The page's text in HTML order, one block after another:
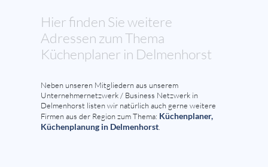
Hier finden Sie weitere
Adressen zum Thema
Küchenplaner in Delmenhorst
Neben unseren Mitgliedern aus unserem
Unternehmernetzwerk / Business Netzwerk in
Delmenhorst listen wir natürlich auch gerne weitere
Firmen aus der Region zum Thema: Küchenplaner,
Küchenplanung in Delmenhorst